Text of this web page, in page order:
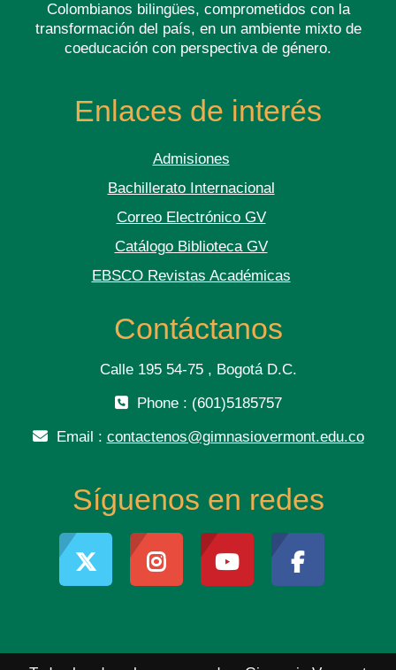
Colombianos bilingües, comprometidos con la
transformación del país, en un ambiente mixto de
coeducación con perspectiva de género.
Enlaces de interés
Admisiones
Bachillerato Internacional
Correo Electrónico GV
Catálogo Biblioteca GV
EBSCO Revistas Académicas
Contáctanos
Calle 195 54-75 , Bogotá D.C.
Phone : (601)5185757
Email : contactenos@gimnasiovermont.edu.co
Síguenos en redes